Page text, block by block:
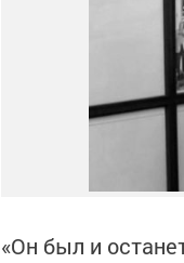
«Он был и